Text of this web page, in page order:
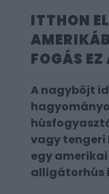
ITTHON
FOGÁS EZ
A nagyböjt
vagy tengeri
egy
alligátorhús